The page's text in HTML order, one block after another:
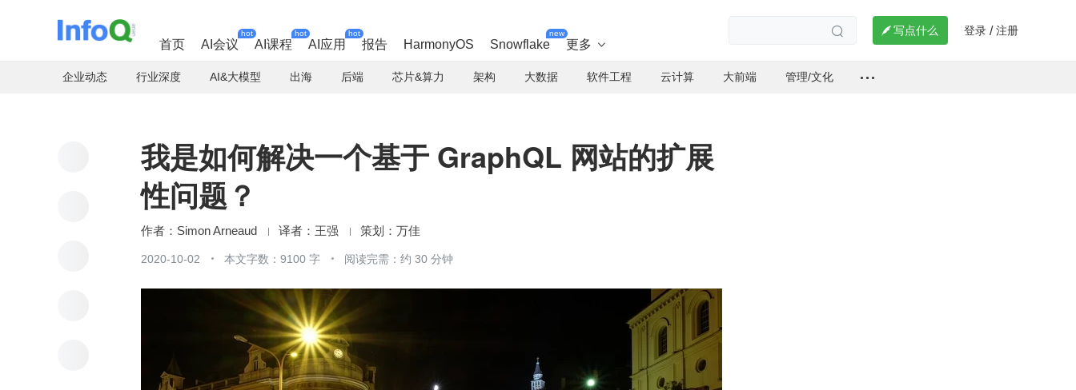
首页 AI会议
hot
AI课程
hot
AI应用
hot
报告 HarmonyOS Snowflake
new
更多 
  写点什么 登录 / 注册
企业动态 行业深度 AI&大模型 出海 后端 芯片&算力 架构 大数据 软件工程 云计算 大前端 管理/文化
我是如何解决一个基于 GraphQL 网站的扩展
性问题？
Simon Arneaud 王强 万佳
2020-10-02 本文字数：9100 字 阅读完需：约 30 分钟